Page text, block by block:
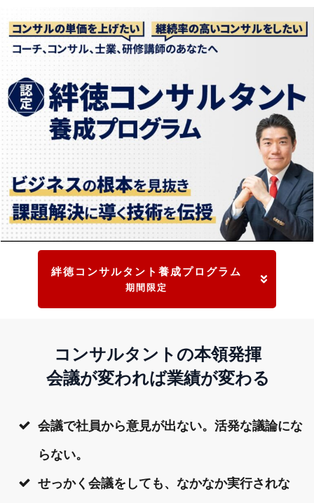
絆徳コンサルタント養成プログラム
期間限定
コンサルタントの本領発揮
会議が変われば業績が変わる
会議で社員から意見が出ない。活発な議論にな
らない。
せっかく会議をしても、なかなか実行されな